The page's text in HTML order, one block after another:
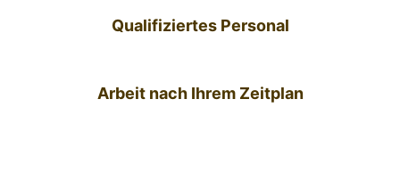
Qualifiziertes Personal
Arbeit nach Ihrem Zeitplan